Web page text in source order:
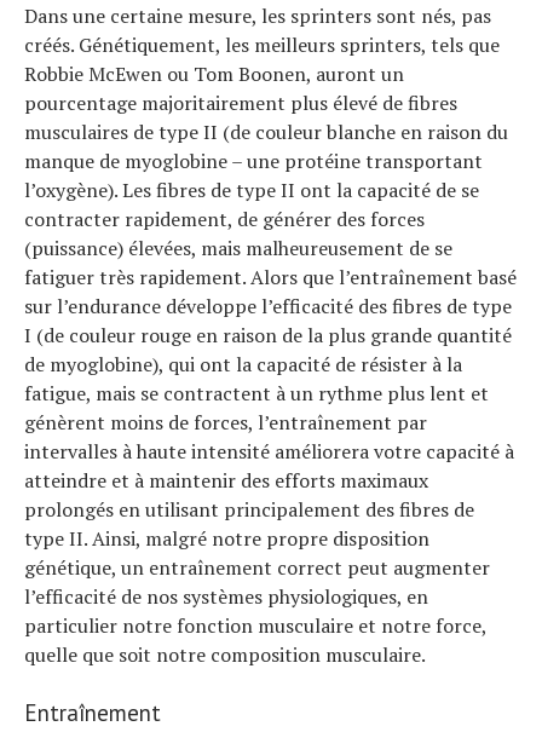
Dans une certaine mesure, les sprinters sont nés, pas
créés. Génétiquement, les meilleurs sprinters, tels que
Robbie McEwen ou Tom Boonen, auront un
pourcentage majoritairement plus élevé de fibres
musculaires de type II (de couleur blanche en raison du
manque de myoglobine – une protéine transportant
l’oxygène). Les fibres de type II ont la capacité de se
contracter rapidement, de générer des forces
(puissance) élevées, mais malheureusement de se
fatiguer très rapidement. Alors que l’entraînement basé
sur l’endurance développe l’efficacité des fibres de type
I (de couleur rouge en raison de la plus grande quantité
de myoglobine), qui ont la capacité de résister à la
fatigue, mais se contractent à un rythme plus lent et
génèrent moins de forces, l’entraînement par
intervalles à haute intensité améliorera votre capacité à
atteindre et à maintenir des efforts maximaux
prolongés en utilisant principalement des fibres de
type II. Ainsi, malgré notre propre disposition
génétique, un entraînement correct peut augmenter
l’efficacité de nos systèmes physiologiques, en
particulier notre fonction musculaire et notre force,
quelle que soit notre composition musculaire.
Entraînement
Conseils
Tendances
Tous nos articles
À propos